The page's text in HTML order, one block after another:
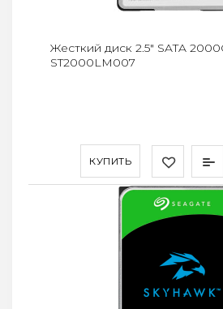
КУПИТЬ
Жесткий диск 2.5" SATA
ST2000LM007